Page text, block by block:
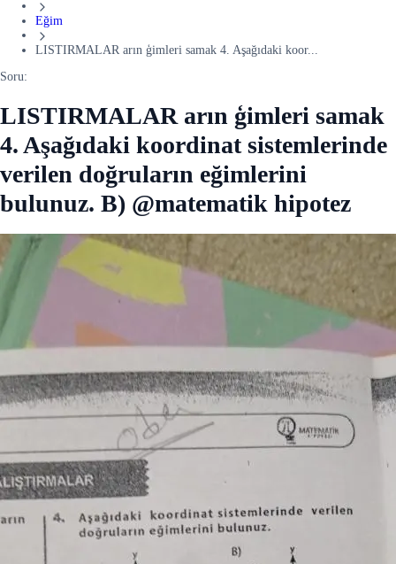
Eğim
LISTIRMALAR arın ģimleri samak 4. Aşağıdaki koor...
Soru:
LISTIRMALAR arın ģimleri samak
4. Aşağıdaki koordinat sistemlerinde
verilen doğruların eğimlerini
bulunuz. B) @matematik hipotez